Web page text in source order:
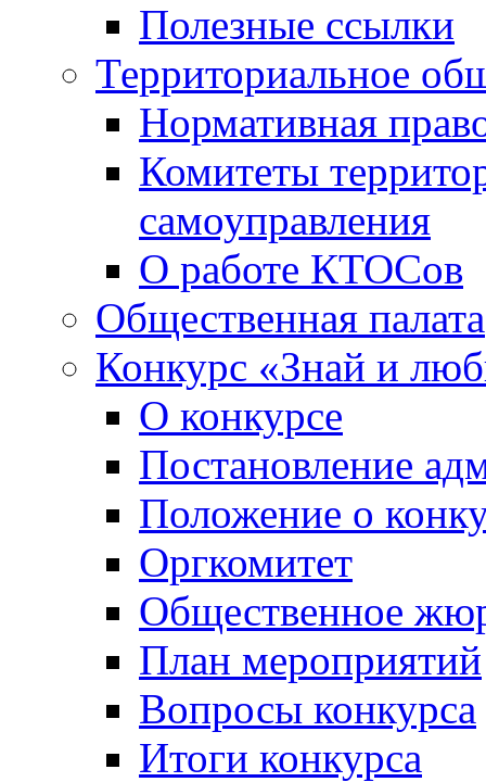
Полезные ссылки
Территориальное
Нормативная
Комитеты
самоуправления
О работе КТОСов
Общественная палата
Конкурс «Знай и
О конкурсе
Постановление
Положение о
Оргкомитет
Общественное
План мероприятий
Вопросы конкурса
Итоги конкурса